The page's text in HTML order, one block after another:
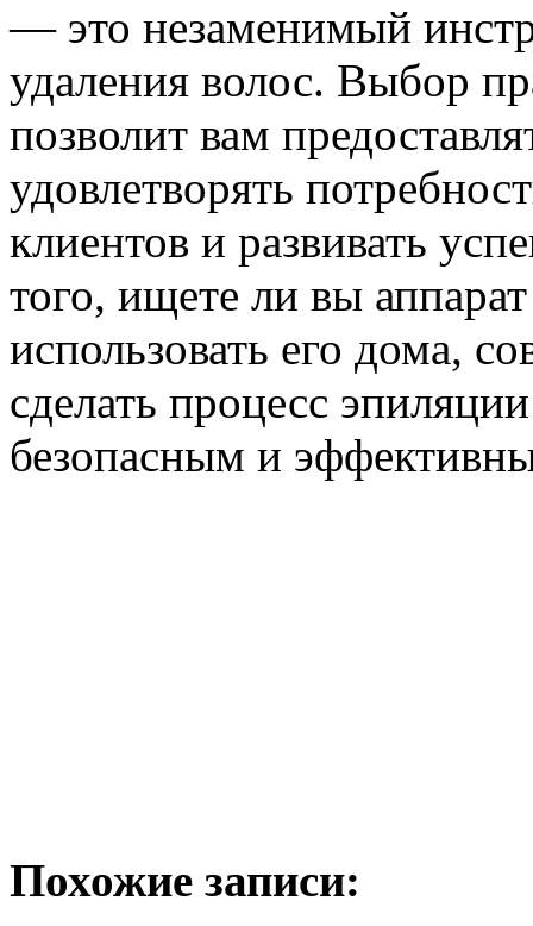
— это незаменимый
удаления волос. Выбор
позволит вам
удовлетворять
клиентов и развивать
того, ищете ли вы
использовать его дома,
сделать процесс
безопасным и
Похожие записи: